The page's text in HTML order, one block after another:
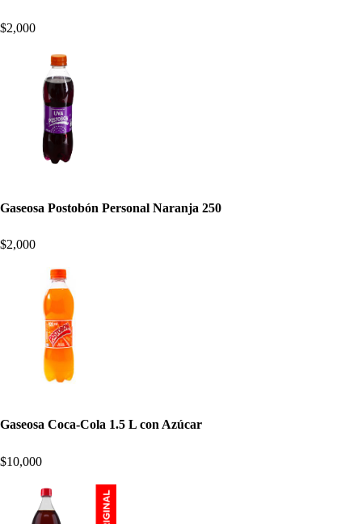
$2,000
Gaseosa Postobón Personal Naranja 250
$2,000
Gaseosa Coca-Cola 1.5 L con Azúcar
$10,000